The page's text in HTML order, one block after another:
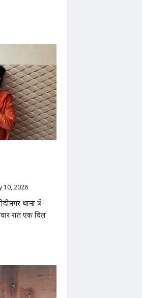
10, 2026
थाना क्षेत्र
रात एक दिल